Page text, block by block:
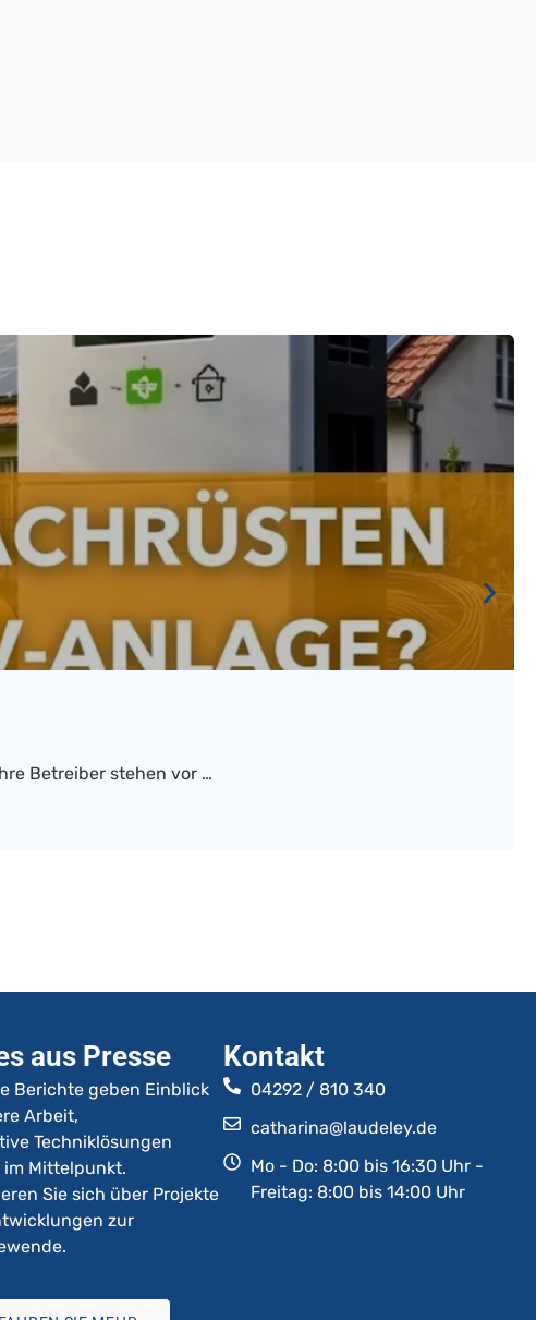
Betreiber stehen vor …
aus Presse
Berichte geben Einblick
Arbeit,
Techniklösungen
im Mittelpunkt.
Sie sich über Projekte
zur
Kontakt
04292 / 810 340
catharina@laudeley.de
Mo - Do: 8:00 bis 16:30 Uhr -
Freitag: 8:00 bis 14:00 Uhr